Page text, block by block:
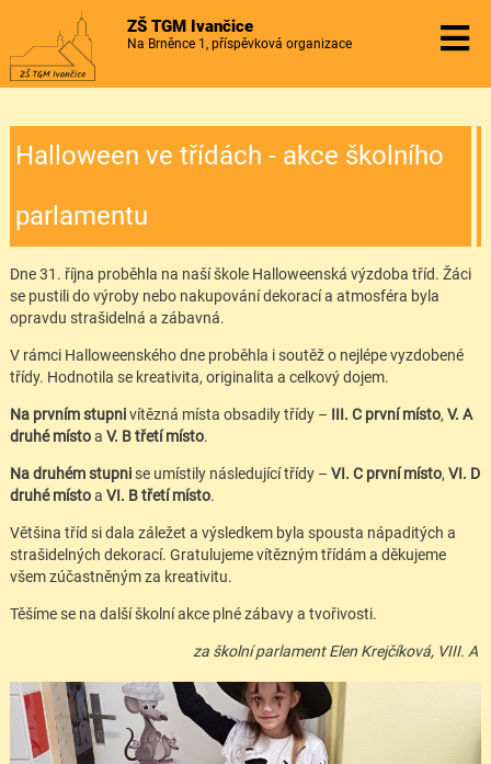
ZŠ TGM Ivančice
Na Brněnce 1, příspěvková organizace
Halloween ve třídách - akce školního
parlamentu
Dne 31. října proběhla na naší škole Halloweenská výzdoba tříd. Žáci
se pustili do výroby nebo nakupování dekorací a atmosféra byla
opravdu strašidelná a zábavná.
V rámci Halloweenského dne proběhla i soutěž o nejlépe vyzdobené
třídy. Hodnotila se kreativita, originalita a celkový dojem.
Na prvním stupnivítězná místa obsadily třídy – III. C první místo, V. A
druhé místoa V. B třetí místo.
Na druhém stupnise umístily následující třídy – VI. C první místo, VI. D
druhé místoa VI. B třetí místo.
Většina tříd si dala záležet a výsledkem byla spousta nápaditých a
strašidelných dekorací. Gratulujeme vítězným třídám a děkujeme
všem zúčastněným za kreativitu.
Těšíme se na další školní akce plné zábavy a tvořivosti.
za školní parlament Elen Krejčíková, VIII. A